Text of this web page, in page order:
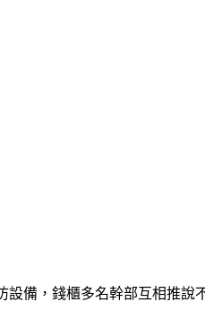
設備，錢櫃多名幹部互相推說